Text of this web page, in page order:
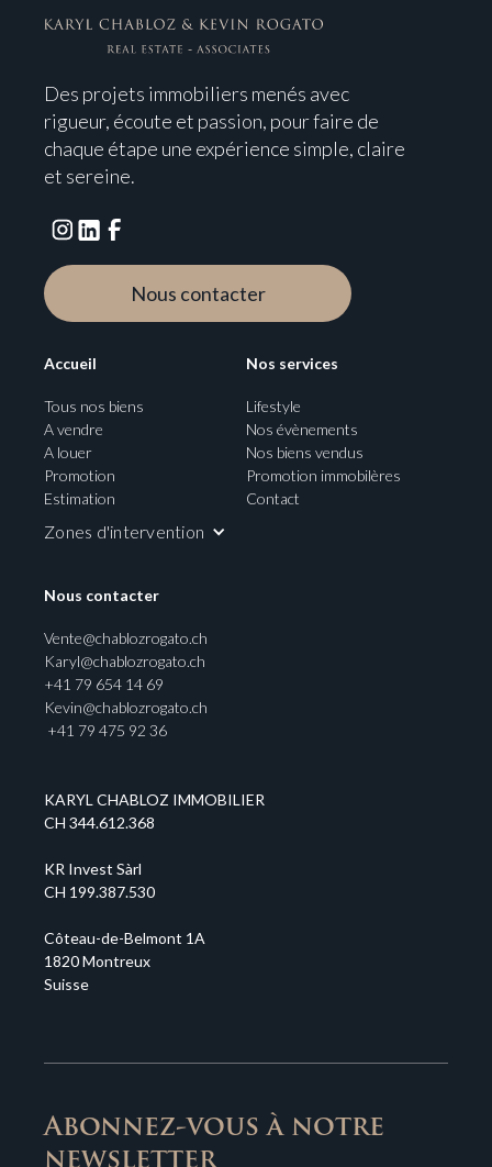
Des projets immobiliers menés avec
rigueur, écoute et passion, pour faire de
chaque étape une expérience simple, claire
et sereine.
Nous contacter
Accueil
Tous nos biens
A vendre
A louer
Promotion
Estimation
Zones d'intervention
Nos services
Lifestyle
Nos évènements
Nos biens vendus
Promotion immobilères
Contact
Nous contacter
Vente@chablozrogato.ch
Karyl@chablozrogato.ch
+41 79 654 14 69
Kevin@chablozrogato.ch
+41 79 475 92 36
KARYL CHABLOZ IMMOBILIER
CH 344.612.368
KR Invest Sàrl
CH 199.387.530
Côteau-de-Belmont 1A
1820 Montreux
Suisse
Abonnez-vous à notre
newsletter